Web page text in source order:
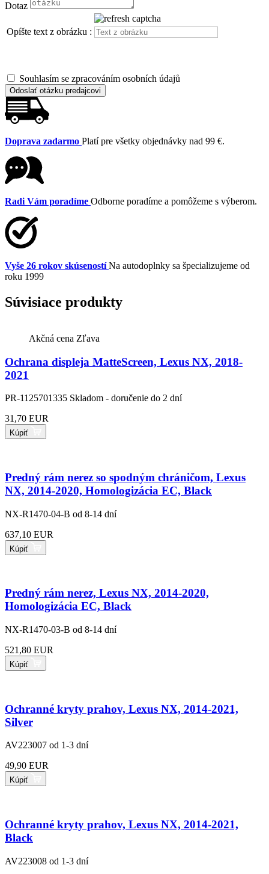
Dotaz
Opíšte text z obrázku :
Souhlasím se zpracováním osobních údajů
Odoslať otázku predajcovi
Doprava zadarmo Platí pre všetky objednávky nad 99 €.
Radi Vám poradíme Odborne poradíme a pomôžeme s výberom.
Vyše 26 rokov skúseností Na autodoplnky sa špecializujeme od
roku 1999
Súvisiace produkty
Akčná cena Zľava
Ochrana displeja MatteScreen, Lexus NX, 2018-
2021
PR-1125701335 Skladom - doručenie do 2 dní
31,70 EUR
Kúpiť
Predný rám nerez so spodným chráničom, Lexus
NX, 2014-2020, Homologizácia EC, Black
NX-R1470-04-B od 8-14 dní
637,10 EUR
Kúpiť
Predný rám nerez, Lexus NX, 2014-2020,
Homologizácia EC, Black
NX-R1470-03-B od 8-14 dní
521,80 EUR
Kúpiť
Ochranné kryty prahov, Lexus NX, 2014-2021,
Silver
AV223007 od 1-3 dní
49,90 EUR
Kúpiť
Ochranné kryty prahov, Lexus NX, 2014-2021,
Black
AV223008 od 1-3 dní